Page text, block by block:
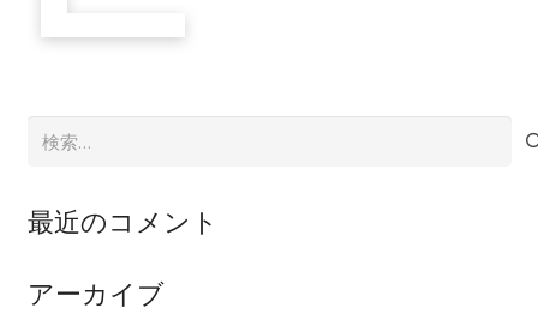
最近のコメント
アーカイブ